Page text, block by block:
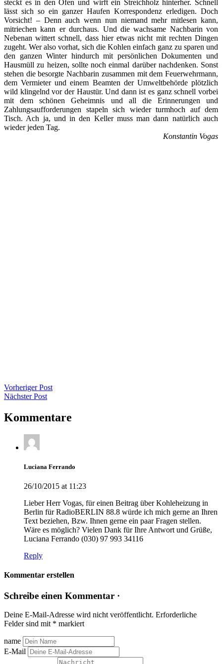
steckt es in den Ofen und wirft ein Streichholz hinterher. Schnell
lässt sich so ein ganzer Haufen Korrespondenz erledigen. Doch
Vorsicht! – Denn auch wenn nun niemand mehr mitlesen kann,
mitriechen kann er durchaus. Und die wachsame Nachbarin von
Nebenan wittert schnell, dass hier etwas nicht mit rechten Dingen
zugeht. Wer also vorhat, sich die Kohlen einfach ganz zu sparen und
den ganzen Winter hindurch mit persönlichen Dokumenten und
Hausmüll zu heizen, sollte noch einmal darüber nachdenken. Sonst
stehen die besorgte Nachbarin zusammen mit dem Feuerwehrmann,
dem Vermieter und einem Beamten der Umweltbehörde plötzlich
wild klingelnd vor der Haustür. Und dann ist es ganz schnell vorbei
mit dem schönen Geheimnis und all die Erinnerungen und
Zahlungsaufforderungen stapeln sich wieder turmhoch auf dem
Tisch. Ach ja, und in den Keller muss man dann natürlich auch
wieder jeden Tag.
Konstantin Vogas
Vorheriger Post
Nächster Post
Kommentare
Luciana Ferrando
26/10/2015 at 11:23
Lieber Herr Vogas, für einen Beitrag über Kohleheizung in
Berlin für RadioBERLIN 88.8 würde ich mich gerne an Ihren
Text beziehen, Bzw. Ihnen gerne ein paar Fragen stellen.
Wäre es möglich? Vielen Dank für Ihre Antwort und Grüße,
Luciana Ferrando (030) 97 993 34116
Reply
Kommentar erstellen
Schreibe einen Kommentar ·
Deine E-Mail-Adresse wird nicht veröffentlicht. Erforderliche
Felder sind mit * markiert
name
E-Mail